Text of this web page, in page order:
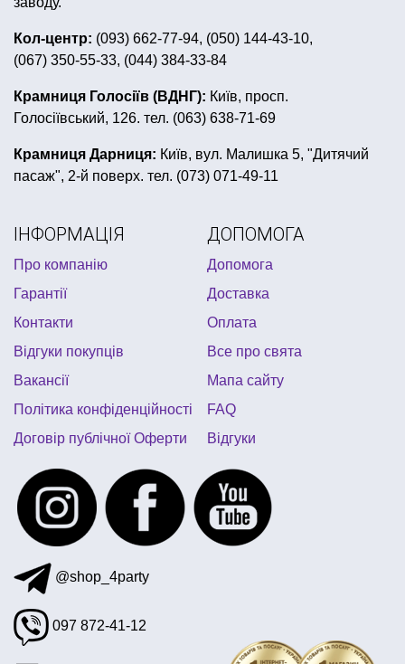
товари для дитячого дня народження у стилі тачки
капелюх циліндр сувеніри до дня закоханих
гангстерська вечірка одяг чорно біла вечірка
шляпи на хелловін купити україна
дитячі маски тварин хлопавка
скільки коштує штучний сніг магніти сувенірні
шапки у вигляді тварин
купити прапори україни
Бейбі Шавер
день народження в стилі герої в масках
Кол-центр: (093) 662-77-94, (050) 144-43-10,
(067) 350-55-33, (044) 384-33-84
Крамниця Голосіїв (ВДНГ): Київ, просп.
Голосіївський, 126. тел. (063) 638-71-69
Крамниця Дарниця: Київ, вул. Малишка 5, "Дитячий
пасаж", 2-й поверх. тел. (073) 071-49-11
ІНФОРМАЦІЯ
Про компанію
Гарантії
Контакти
Відгуки покупців
Вакансії
Політика конфіденційності
Договір публічної Оферти
ДОПОМОГА
Допомога
Доставка
Оплата
Все про свята
Мапа сайту
FAQ
Відгуки
@shop_4party
097 872-41-12